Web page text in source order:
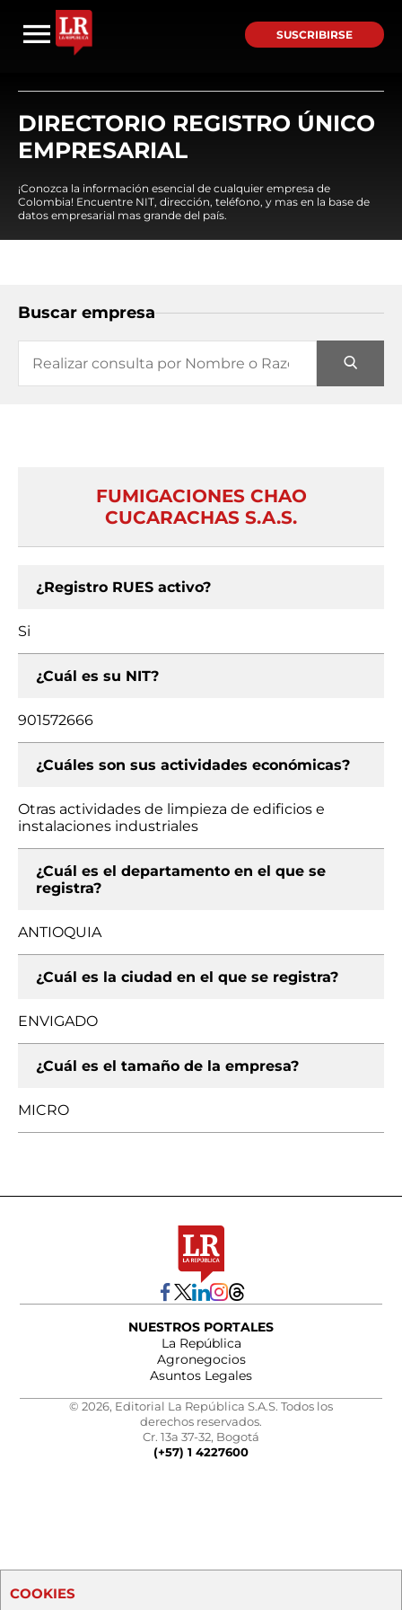
SUSCRIBIRSE
DIRECTORIO REGISTRO ÚNICO
EMPRESARIAL
¡Conozca la información esencial de cualquier empresa de
Colombia! Encuentre NIT, dirección, teléfono, y mas en la base de
datos empresarial mas grande del país.
Buscar empresa
FUMIGACIONES CHAO
CUCARACHAS S.A.S.
¿Registro RUES activo?
Si
¿Cuál es su NIT?
901572666
¿Cuáles son sus actividades económicas?
Otras actividades de limpieza de edificios e
instalaciones industriales
¿Cuál es el departamento en el que se
registra?
ANTIOQUIA
¿Cuál es la ciudad en el que se registra?
ENVIGADO
¿Cuál es el tamaño de la empresa?
MICRO
NUESTROS PORTALES
La República
Agronegocios
Asuntos Legales
© 2026, Editorial La República S.A.S. Todos los
derechos reservados.
Cr. 13a 37-32, Bogotá
(+57) 1 4227600
COOKIES